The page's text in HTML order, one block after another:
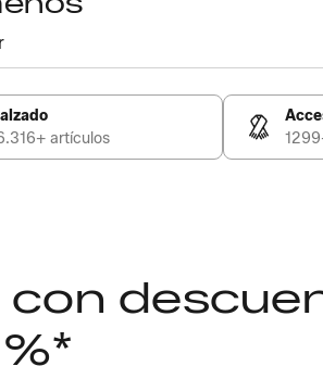
artículos
con